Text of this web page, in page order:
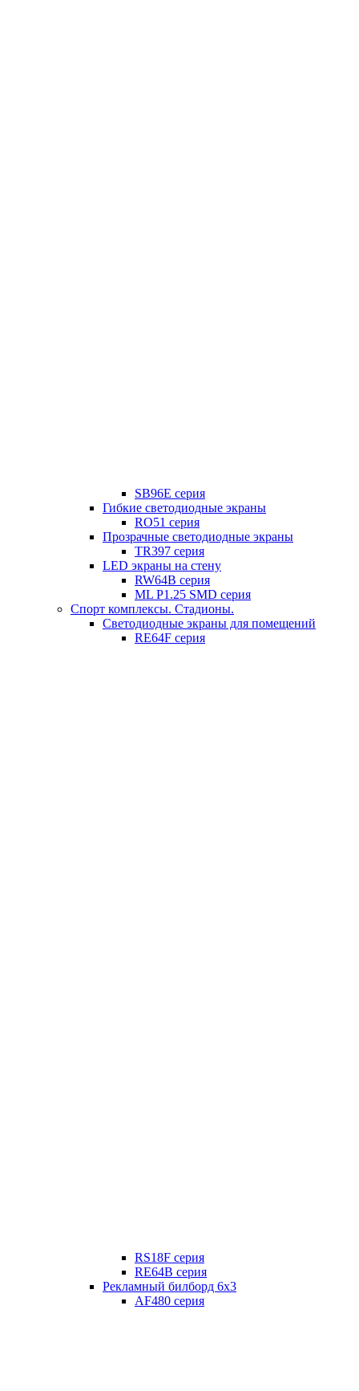
SB96E серия
Гибкие светодиодные экраны
RO51 серия
Прозрачные светодиодные экраны
TR397 серия
LED экраны на стену
RW64B серия
ML P1.25 SMD серия
Спорт комплексы. Стадионы.
Светодиодные экраны для помещений
RE64F серия
RS18F серия
RE64B серия
Рекламный билборд 6х3
AF480 серия